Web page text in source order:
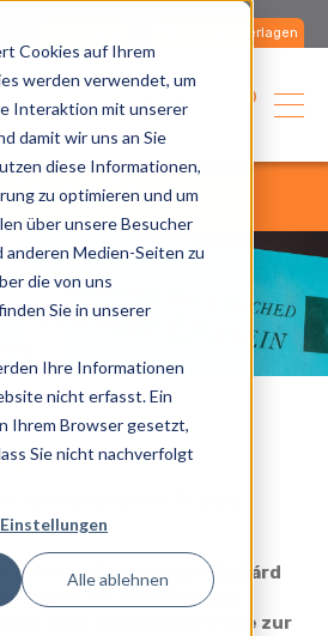
Cookies auf Ihrem
werden verwendet, um
Interaktion mit unserer
damit wir uns an Sie
diese Informationen,
zu optimieren und um
über unsere Besucher
Medien-Seiten zu
die von uns
Sie in unserer
Ihre Informationen
nicht erfasst. Ein
Ihrem Browser gesetzt,
Sie nicht nachverfolgt
Alle ablehnen
Produktunterlagen
Deutsch
Einstein und Szilárd
Patent für einen neuen,
ohne bewegliche Teile zur